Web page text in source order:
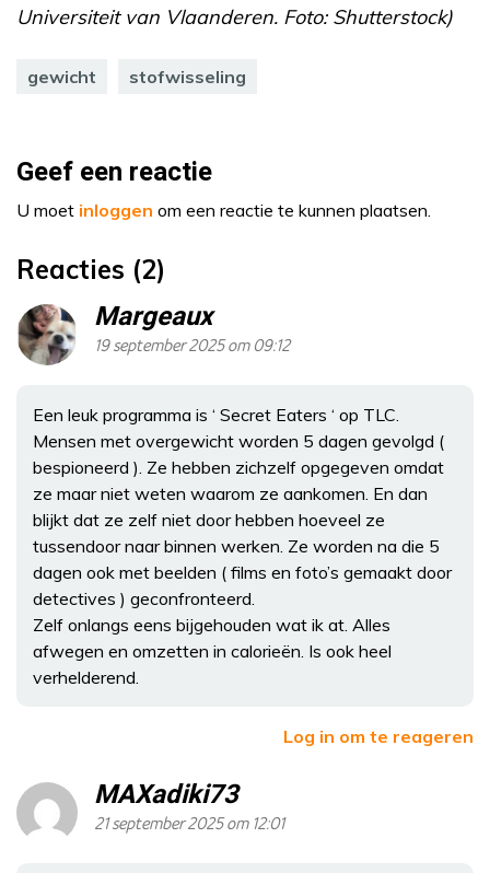
Universiteit van Vlaanderen. Foto: Shutterstock)
gewicht stofwisseling
Geef een reactie
U moet inloggen om een reactie te kunnen plaatsen.
Reacties (2)
Margeaux
19 september 2025 om 09:12
Een leuk programma is ‘ Secret Eaters ‘ op TLC.
Mensen met overgewicht worden 5 dagen gevolgd (
bespioneerd ). Ze hebben zichzelf opgegeven omdat
ze maar niet weten waarom ze aankomen. En dan
blijkt dat ze zelf niet door hebben hoeveel ze
tussendoor naar binnen werken. Ze worden na die 5
dagen ook met beelden ( films en foto’s gemaakt door
detectives ) geconfronteerd.
Zelf onlangs eens bijgehouden wat ik at. Alles
afwegen en omzetten in calorieën. Is ook heel
verhelderend.
Log in om te reageren
MAXadiki73
21 september 2025 om 12:01